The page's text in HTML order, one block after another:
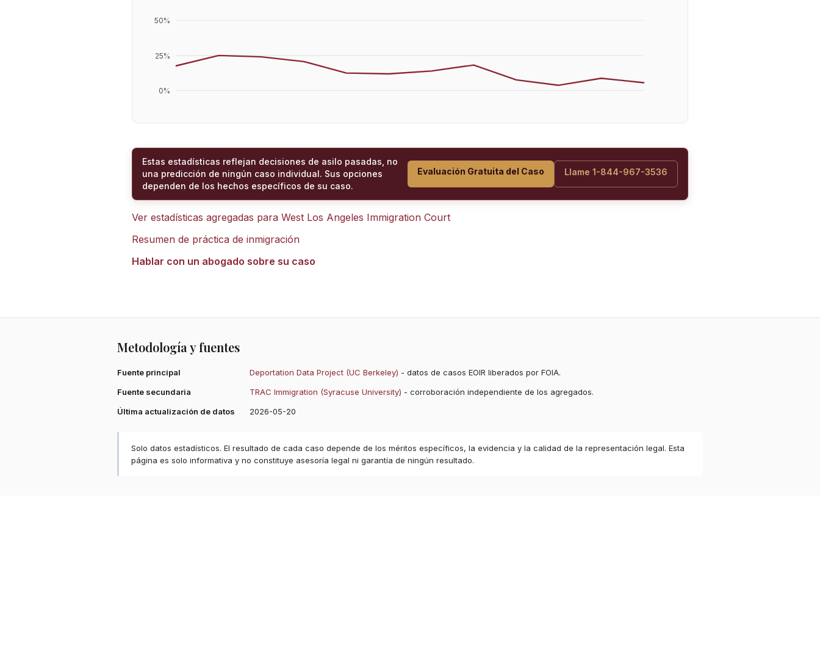
0%
25%
50%
Estas estadísticas reflejan decisiones de asilo pasadas, no
una predicción de ningún caso individual. Sus opciones
dependen de los hechos específicos de su caso.
Evaluación Gratuita del Caso Llame 1-844-967-3536
Ver estadísticas agregadas para West Los Angeles Immigration Court
Resumen de práctica de inmigración
Hablar con un abogado sobre su caso
Metodología y fuentes
Fuente principal Deportation Data Project (UC Berkeley) - datos de casos EOIR liberados por FOIA.
Fuente secundaria
TRAC Immigration (Syracuse University) - corroboración independiente de los agregados.
Última actualización de datos
2026-05-20
Solo datos estadísticos. El resultado de cada caso depende de los méritos específicos, la evidencia y la calidad de la representación legal. Esta
página es solo informativa y no constituye asesoría legal ni garantía de ningún resultado.